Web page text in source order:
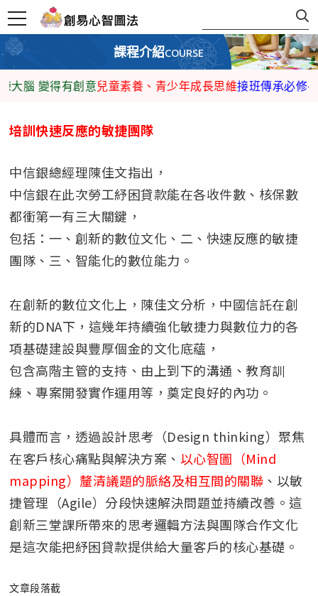
課程介紹COURSE
腦 變得有創意兒童素養、青少年成長思維接班傳承必修-企
培訓快速反應的敏捷團隊
中信銀總經理陳佳文指出，
中信銀在此次勞工紓困貸款能在各收件數、核保數
都衝第一有三大關鍵，
​包括：一、創新的數位文化、二、快速反應的敏捷
團隊、三、智能化的數位能力。
在創新的數位文化上，陳佳文分析，中國信託在創
新的DNA下，這幾年持續強化敏捷力與數位力的各
項基礎建設與豐厚個金的文化底蘊，
包含高階主管的支持、由上到下的溝通、教育訓
練、專案開發實作運用等，奠定良好的內功。
具體而言，透過設計思考（Design thinking）聚焦
在客戶核心痛點與解決方案、 以心智圖（Mind
mapping）釐清議題的脈絡及相互間的關聯 、以敏
捷管理（Agile）分段快速解決問題並持續改善。這
創新三堂課所帶來的思考邏輯方法與團隊合作文化
是這次能把紓困貸款提供給大量客戶的核心基礎。
文章段落截